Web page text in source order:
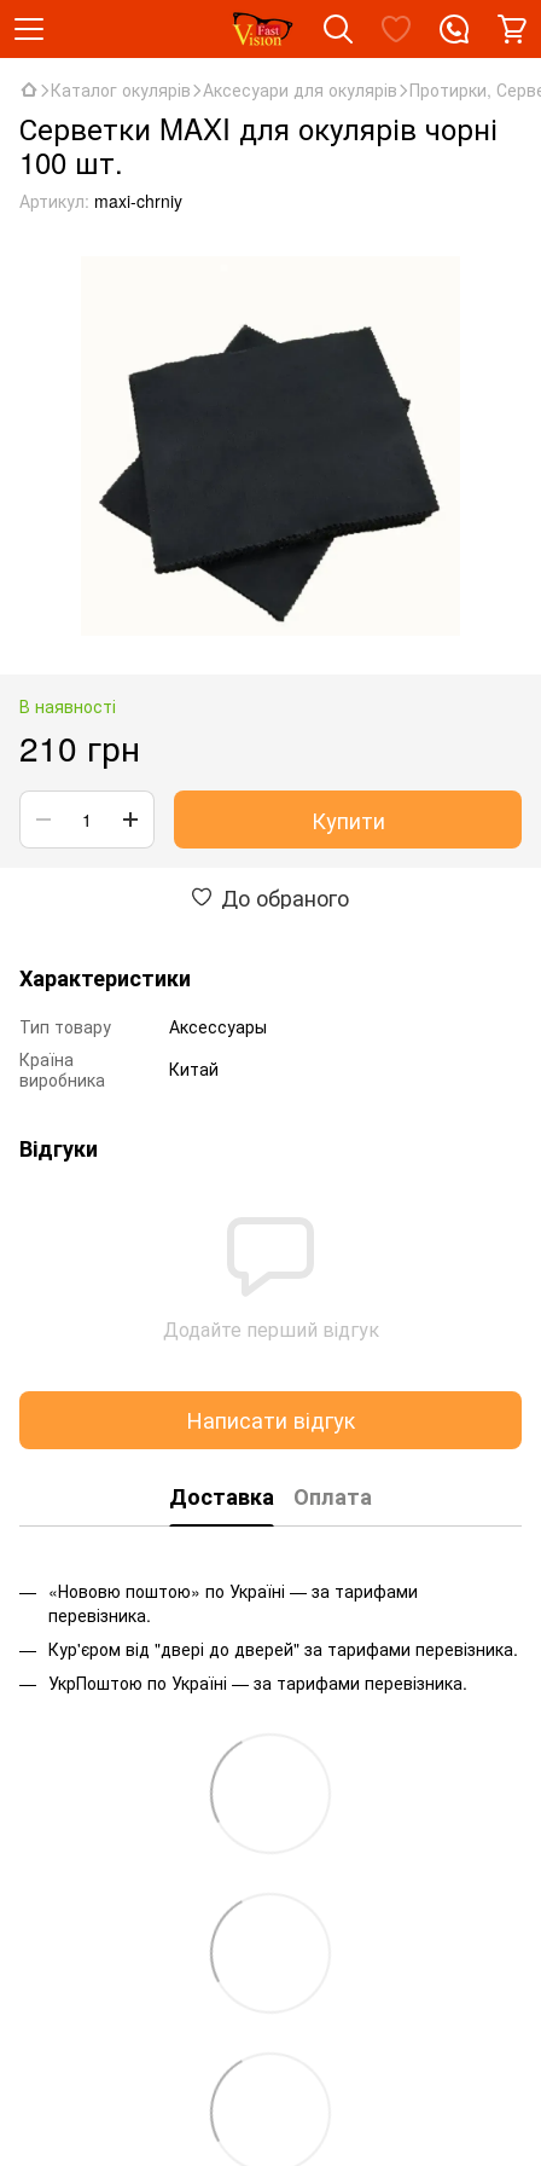
Каталог окулярів Аксесуари для окулярів Протирки,
Серветки MAXI для окулярів чорні
100 шт.
Артикул: maxi-chrniy
В наявності
210 грн
Купити
До обраного
Характеристики
Тип товару
Аксессуары
Країна
виробника
Китай
Відгуки
Додайте перший відгук
Написати відгук
Доставка Оплата
«Нововю поштою» по Україні — за тарифами
перевізника.
Кур'єром від "двері до дверей" за тарифами перевізника.
УкрПоштою по Україні — за тарифами перевізника.